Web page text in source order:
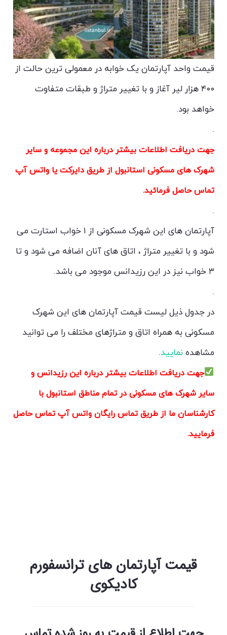
قیمت واحد آپارتمان یک خوابه در معمولی ترین حالت از
۴۰۰ هزار لیر آغاز و با تغییر متراژ و طبقات متفاوت
خواهد بود.
.
جهت دریافت اطلاعات بیشتر درباره این مجموعه و سایر
شهرک های مسکونی استانبول از طریق دایرکت یا واتس آپ
تماس حاصل فرمائید.
.
آپارتمان های این شهرک مسکونی از ۱ خواب استارت می
شود و با تغییر متراژ ، اتاق های آنان اضافه می شود و تا
۳ خواب نیز در این رزیدانس موجود می باشد.
.
در جدول ذیل لیست قیمت آپارتمان های این شهرک
مسکونی به همراه اتاق و متراژهای مختلف را می توانید
مشاهده نمایید.
جهت دریافت اطلاعات بیشتر درباره این رزیدانس و
سایر شهرک های مسکونی در تمام مناطق استانبول با
کارشناسان ما از طریق تماس رایگان واتس آپ تماس حاصل
فرمایید.
قیمت آپارتمان های ترانسفورم
کادیکوی